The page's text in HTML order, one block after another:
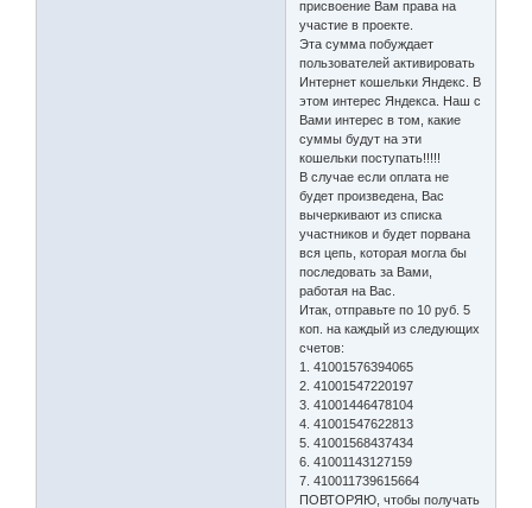
присвоение Вам права на
участие в проекте.
Эта сумма побуждает
пользователей активировать
Интернет кошельки Яндекс. В
этом интерес Яндекса. Наш с
Вами интерес в том, какие
суммы будут на эти
кошельки поступать!!!!!
В случае если оплата не
будет произведена, Вас
вычеркивают из списка
участников и будет порвана
вся цепь, которая могла бы
последовать за Вами,
работая на Вас.
Итак, отправьте по 10 руб. 5
коп. на каждый из следующих
счетов:
1. 41001576394065
2. 41001547220197
3. 41001446478104
4. 41001547622813
5. 41001568437434
6. 41001143127159
7. 410011739615664
ПОВТОРЯЮ, чтобы получать